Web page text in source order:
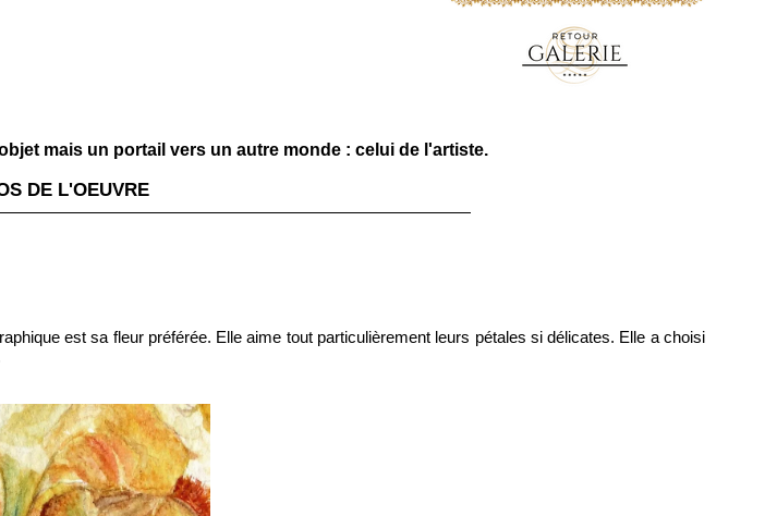
mais un portail vers un autre monde : celui de l'artiste.
DE L'OEUVRE
est sa fleur préférée. Elle aime tout particulièrement leurs pétales si délicates. Elle a choisi